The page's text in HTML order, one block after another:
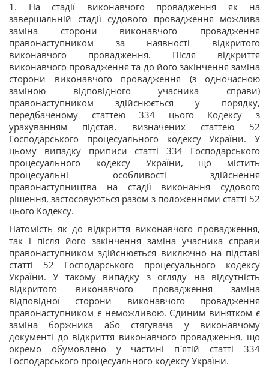
1. На стадії виконавчого провадження як на
завершальній стадії судового провадження можлива
заміна сторони виконавчого провадження
правонаступником за наявності відкритого
виконавчого провадження. Після відкриття
виконавчого провадження та до його закінчення заміна
сторони виконавчого провадження (з одночасною
заміною відповідного учасника справи)
правонаступником здійснюється у порядку,
передбаченому статтею 334 цього Кодексу з
урахуванням підстав, визначених статтею 52
Господарського процесуального кодексу України. У
цьому випадку приписи статті 334 Господарського
процесуального кодексу України, що містить
процесуальні особливості здійснення
правонаступництва на стадії виконання судового
рішення, застосовуються разом з положеннями статті 52
цього Кодексу.
Натомість як до відкриття виконавчого провадження,
так і після його закінчення заміна учасника справи
правонаступником здійснюється виключно на підставі
статті 52 Господарського процесуального кодексу
України. У такому випадку з огляду на відсутність
відкритого виконавчого провадження заміна
відповідної сторони виконавчого провадження
правонаступником є неможливою. Єдиним винятком є
заміна боржника або стягувача у виконавчому
документі до відкриття виконавчого провадження, що
окремо обумовлено у частині п`ятій статті 334
Господарського процесуального кодексу України.